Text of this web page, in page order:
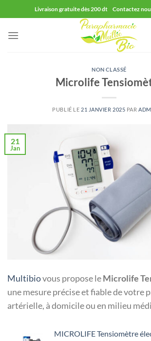
au
contenu
Livraison gratuite dès 200 dt Contactez
NON CLASSÉ
Microlife
PUBLIÉ LE 21 JANVIER 2025 PAR
21
Jan
Multibiovous propose leMicrolife
une mesure précise et fiable de votre
artérielle, à domicile ou en milieu
MICROLIFE Tensiomètre